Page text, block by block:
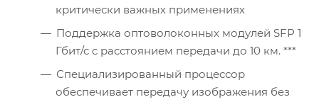
критически важных применениях
Поддержка оптоволоконных модулей SFP 1
Гбит/с с расстоянием передачи до 10 км. ***
Специализированный процессор
обеспечивает передачу изображения без